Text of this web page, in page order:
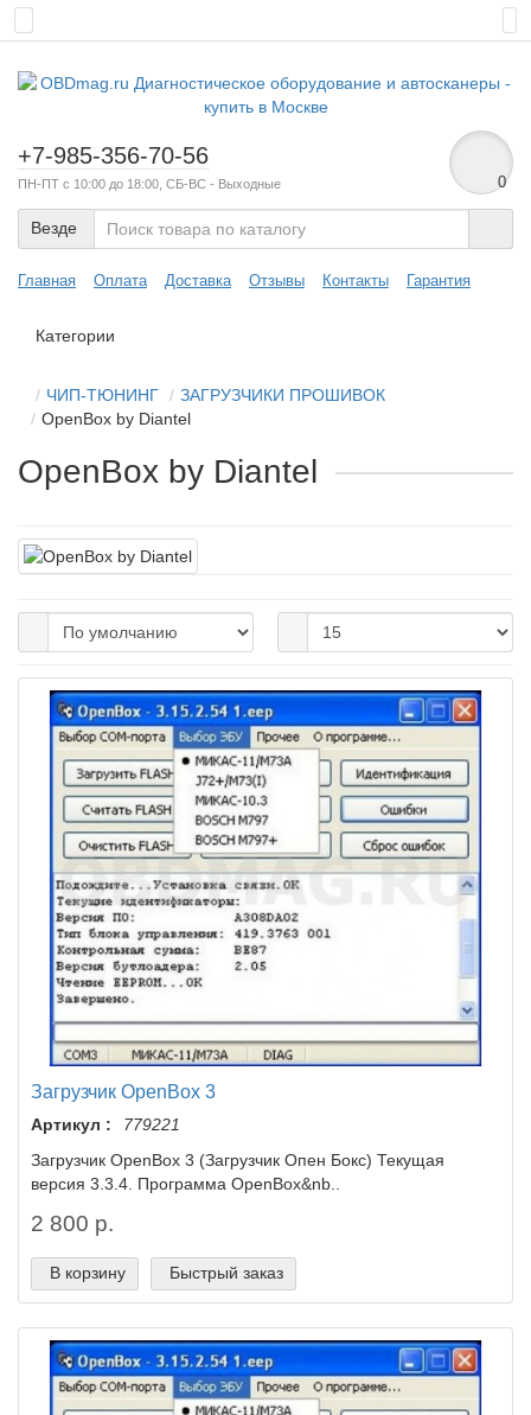
+7-985-356-70-56
ПН-ПТ с 10:00 до 18:00, СБ-ВС - Выходные 0
Везде
Главная Оплата Доставка Отзывы Контакты Гарантия
Категории
ЧИП-ТЮНИНГ
ЗАГРУЗЧИКИ ПРОШИВОК
OpenBox by Diantel
OpenBox by Diantel
Загрузчик OpenBox 3
Артикул :
779221
Загрузчик OpenBox 3 (Загрузчик Опен Бокс) Текущая
версия 3.3.4. Программа OpenBox&nb..
2 800 р.
В корзину Быстрый заказ